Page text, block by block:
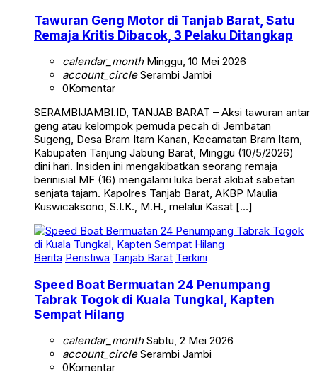
Tawuran Geng Motor di Tanjab Barat, Satu
Remaja Kritis Dibacok, 3 Pelaku Ditangkap
calendar_monthMinggu, 10 Mei 2026
account_circleSerambi Jambi
0Komentar
SERAMBIJAMBI.ID, TANJAB BARAT – Aksi tawuran antar
geng atau kelompok pemuda pecah di Jembatan
Sugeng, Desa Bram Itam Kanan, Kecamatan Bram Itam,
Kabupaten Tanjung Jabung Barat, Minggu (10/5/2026)
dini hari. Insiden ini mengakibatkan seorang remaja
berinisial MF (16) mengalami luka berat akibat sabetan
senjata tajam. Kapolres Tanjab Barat, AKBP Maulia
Kuswicaksono, S.I.K., M.H., melalui Kasat […]
Berita Peristiwa Tanjab Barat Terkini
Speed Boat Bermuatan 24 Penumpang
Tabrak Togok di Kuala Tungkal, Kapten
Sempat Hilang
calendar_monthSabtu, 2 Mei 2026
account_circleSerambi Jambi
0Komentar